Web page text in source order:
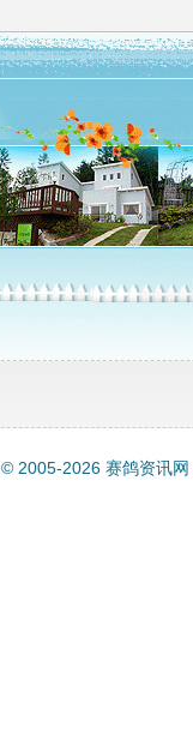
© 2005-2026 赛鸽资讯网